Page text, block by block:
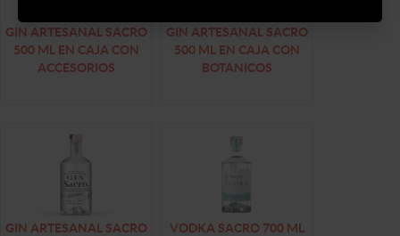
GIN ARTESANAL SACRO
500 ML EN CAJA CON
ACCESORIOS
GIN ARTESANAL SACRO
500 ML EN CAJA CON
BOTANICOS
GIN ARTESANAL SACRO
VODKA SACRO 700 ML